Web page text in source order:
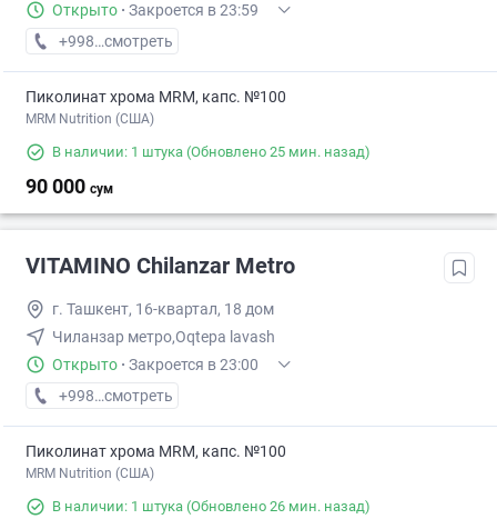
Открыто · Закроется в 23:59
+998 (95) XXX-XX-XX
смотреть
Пиколинат хрома MRM, капс. №100
MRM Nutrition (США)
В наличии: 1 штука (Обновлено 25 мин. назад)
90 000 сум
VITAMINO Chilanzar Metro
г. Ташкент, 16-квартал, 18 дом
Чиланзар метро,Оqtepa lavash
Открыто · Закроется в 23:00
+998 (77) XXX-XX-XX
смотреть
Пиколинат хрома MRM, капс. №100
MRM Nutrition (США)
В наличии: 1 штука (Обновлено 26 мин. назад)